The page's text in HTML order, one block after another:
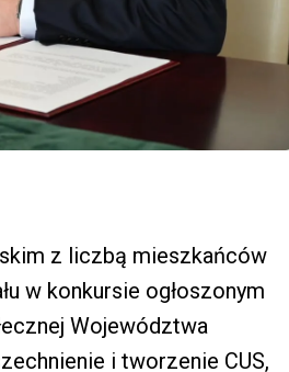
z liczbą mieszkańców
w konkursie ogłoszonym
Województwa
i tworzenie CUS,